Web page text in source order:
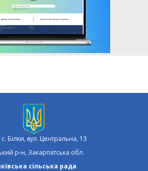
Білки, вул. Центральна, 13
р-н, Закарпатська обл.
сільська рада